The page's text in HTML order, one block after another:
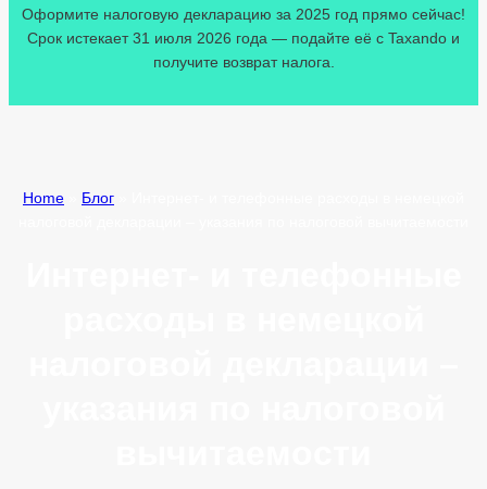
Оформите налоговую декларацию за 2025 год прямо сейчас!
Срок истекает 31 июля 2026 года — подайте её с Taxando и
получите возврат налога.
Home Блог